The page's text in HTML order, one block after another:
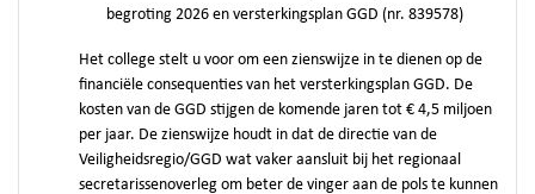
begroting 2026 en versterkingsplan GGD (nr. 839578)
Het college stelt u voor om een zienswijze in te dienen op de
financiële consequenties van het versterkingsplan GGD. De
kosten van de GGD stijgen de komende jaren tot € 4,5 miljoen
per jaar. De zienswijze houdt in dat de directie van de
Veiligheidsregio/GGD wat vaker aansluit bij het regionaal
secretarissenoverleg om beter de vinger aan de pols te kunnen